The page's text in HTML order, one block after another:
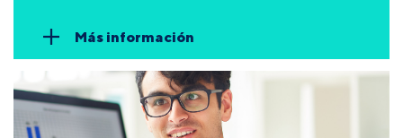
Más información